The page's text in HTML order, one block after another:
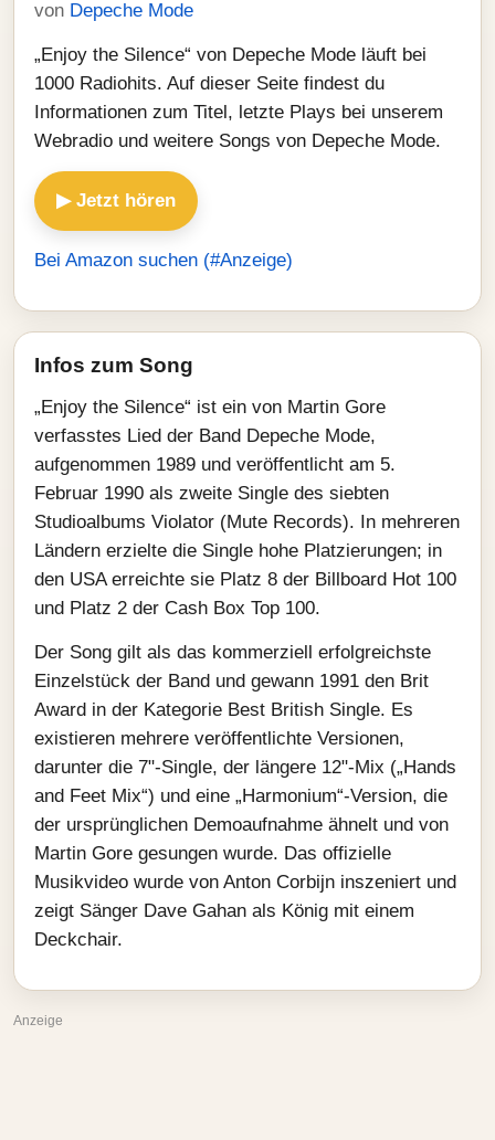
von Depeche Mode
„Enjoy the Silence“ von Depeche Mode läuft bei
1000 Radiohits. Auf dieser Seite findest du
Informationen zum Titel, letzte Plays bei unserem
Webradio und weitere Songs von Depeche Mode.
▶ Jetzt hören
Bei Amazon suchen (#Anzeige)
Infos zum Song
„Enjoy the Silence“ ist ein von Martin Gore
verfasstes Lied der Band Depeche Mode,
aufgenommen 1989 und veröffentlicht am 5.
Februar 1990 als zweite Single des siebten
Studioalbums Violator (Mute Records). In mehreren
Ländern erzielte die Single hohe Platzierungen; in
den USA erreichte sie Platz 8 der Billboard Hot 100
und Platz 2 der Cash Box Top 100.
Der Song gilt als das kommerziell erfolgreichste
Einzelstück der Band und gewann 1991 den Brit
Award in der Kategorie Best British Single. Es
existieren mehrere veröffentlichte Versionen,
darunter die 7"-Single, der längere 12"-Mix („Hands
and Feet Mix“) und eine „Harmonium“-Version, die
der ursprünglichen Demoaufnahme ähnelt und von
Martin Gore gesungen wurde. Das offizielle
Musikvideo wurde von Anton Corbijn inszeniert und
zeigt Sänger Dave Gahan als König mit einem
Deckchair.
Anzeige